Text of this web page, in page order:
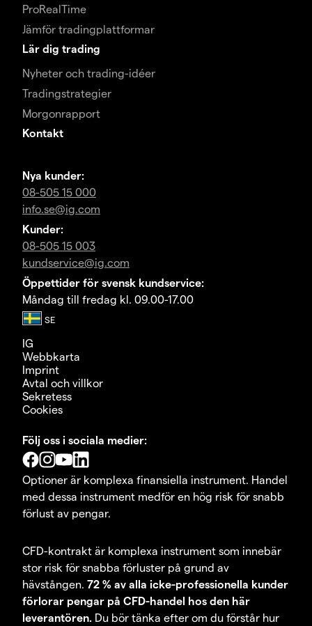
ProRealTime
Jämför tradingplattformar
Lär dig trading
Nyheter och trading-idéer
Tradingstrategier
Morgonrapport
Kontakt
Nya kunder:
08-505 15 000
info.se@ig.com
Kunder:
08-505 15 003
kundservice@ig.com
Öppettider för svensk kundservice:
Måndag till fredag kl. 09.00-17.00
IG
Webbkarta
Imprint
Avtal och villkor
Sekretess
Cookies
Följ oss i sociala medier:
Optioner är komplexa finansiella instrument. Handel
med dessa instrument medför en hög risk för snabb
förlust av pengar.
CFD-kontrakt är komplexa instrument som innebär
stor risk för snabba förluster på grund av
hävstången. 72 % av alla icke-professionella kunder
förlorar pengar på CFD-handel hos den här
leverantören. Du bör tänka efter om du förstår hur